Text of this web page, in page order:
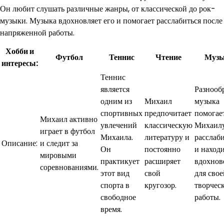
Он любит слушать различные жанры, от классической до рок-
музыки. Музыка вдохновляет его и помогает расслабиться после
напряженной работы.
Хобби и
интересы:
Футбол Теннис Чтение
Описание:
Михаил активно
играет в футбол
и следит за
мировыми
соревнованиями.
Теннис
является
одним из
спортивных
увлечений
Михаила.
Он
практикует
этот вид
спорта в
свободное
время.
Михаил
предпочитает
классическую
литературу и
постоянно
расширяет
свой
кругозор.
музыка
и
для
работы.